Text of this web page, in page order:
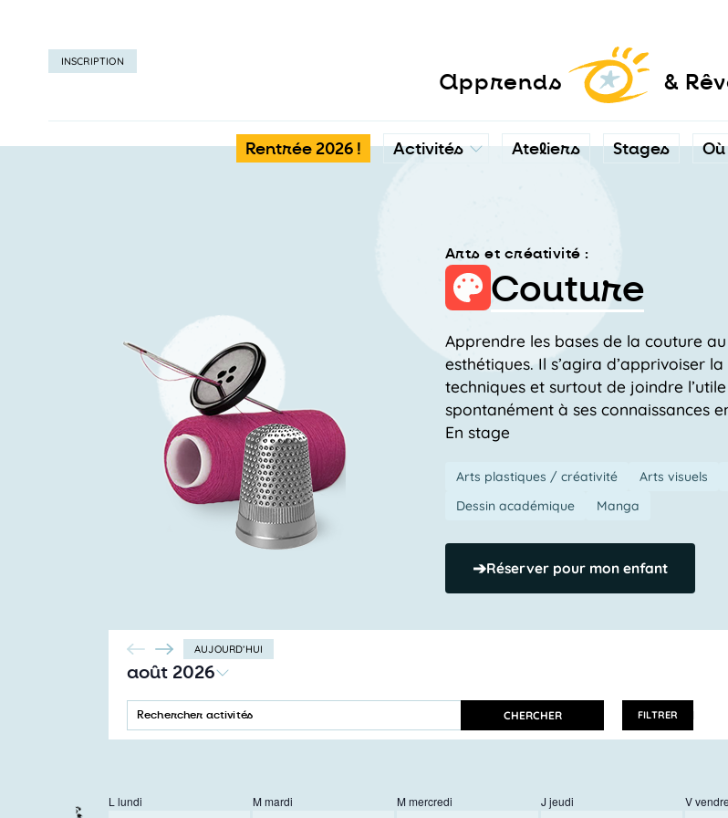
apprends &
Rentrée 2026 ! Activités Ateliers Stages
INSCRIPTION
Arts et créativité :
Couture
Apprendre les bases de la couture
esthétiques. Il s’agira d’apprivoiser
techniques et surtout de joindre
spontanément à ses connaissances
En stage
Arts plastiques / créativité Arts visuels
Dessin académique
Manga
➔Réserver pour mon enfant
AUJOURD’HUI
août 2026
UNE
DATE.
Recherche
navigation
SAISIR
MOT-
CLÉ.
MOT-
CHERCHER FILTRER
Llundi Mmardi Mmercredi J jeudi V